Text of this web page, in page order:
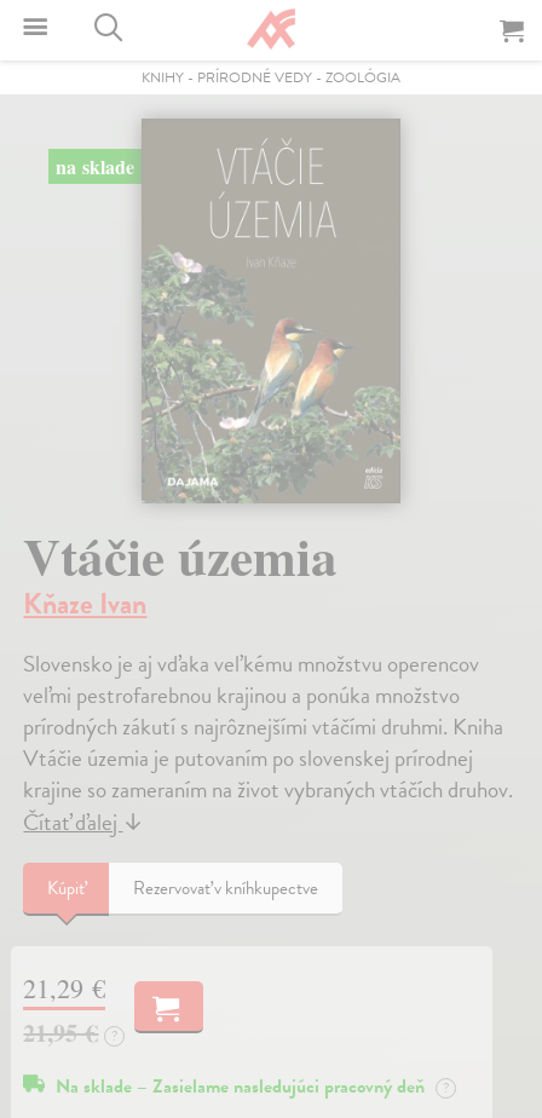
KNIHY - PRÍRODNÉ VEDY - ZOOLÓGIA
na sklade
Vtáčie územia
Kňaze Ivan
Slovensko je aj vďaka veľkému množstvu operencov
veľmi pestrofarebnou krajinou a ponúka množstvo
prírodných zákutí s najrôznejšími vtáčími druhmi. Kniha
Vtáčie územia je putovaním po slovenskej prírodnej
krajine so zameraním na život vybraných vtáčích druhov.
Čítať ďalej↓
Kúpiť Rezervovať v kníhkupectve
21,29 €
21,95 €
?
Na sklade – Zasielame nasledujúci pracovný deň ?